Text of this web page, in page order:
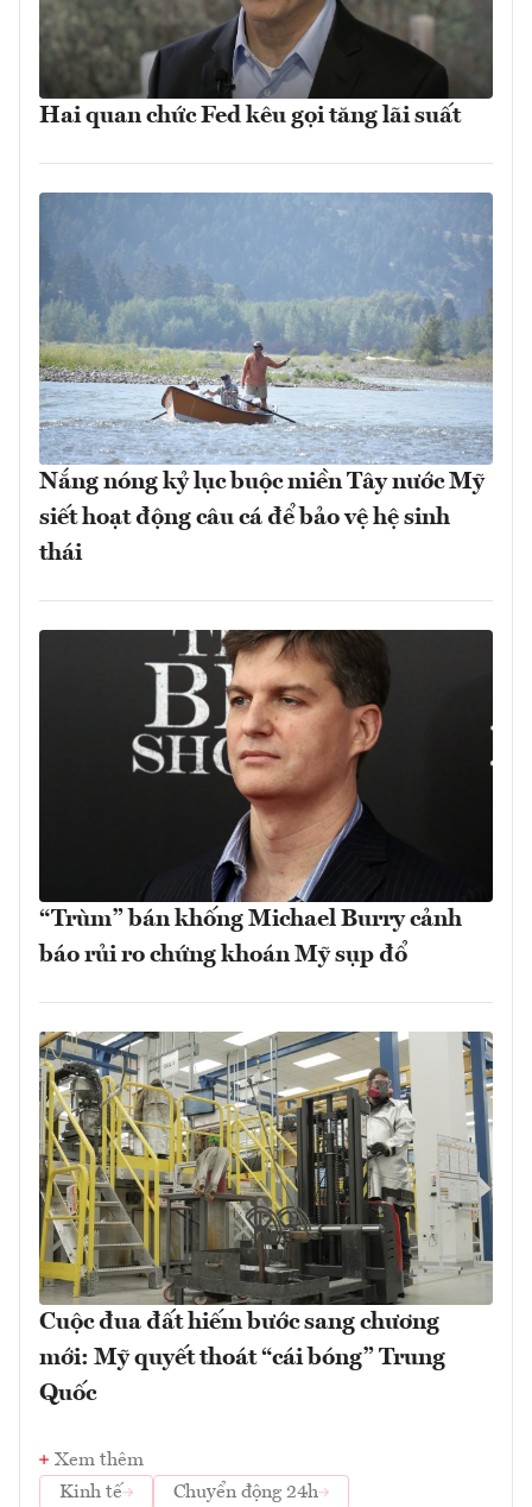
Hai quan chức Fed kêu gọi tăng lãi suất
Nắng nóng kỷ lục buộc miền Tây nước Mỹ
siết hoạt động câu cá để bảo vệ hệ sinh
thái
“Trùm” bán khống Michael Burry cảnh
báo rủi ro chứng khoán Mỹ sụp đổ
Cuộc đua đất hiếm bước sang chương
mới: Mỹ quyết thoát “cái bóng” Trung
Quốc
Xem thêm
Kinh tế
Chuyển động 24h